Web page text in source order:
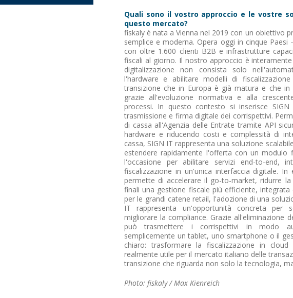
Quali sono il vostro approccio e le vostre
questo mercato?
fiskaly è nata a Vienna nel 2019 con un obiettivo
semplice e moderna. Opera oggi in cinque
con oltre 1.600 clienti B2B e infrastrutture
fiscali al giorno. Il nostro approccio è
digitalizzazione non consista solo
l'hardware e abilitare modelli di
transizione che in Europa è già matura e che
grazie all'evoluzione normativa e alla
processi. In questo contesto si inserisce
trasmissione e firma digitale dei corrispettivi.
di cassa all'Agenzia delle Entrate tramite API
hardware e riducendo costi e complessità di
cassa, SIGN IT rappresenta una soluzione
estendere rapidamente l'offerta con un modulo
l'occasione per abilitare servizi end-to-end,
fiscalizzazione in un'unica interfaccia digitale.
permette di accelerare il go-to-market, ridurre
finali una gestione fiscale più efficiente,
per le grandi catene retail, l'adozione di una
IT rappresenta un'opportunità concreta per
migliorare la compliance. Grazie all'eliminazione
può trasmettere i corrispettivi in modo
semplicemente un tablet, uno smartphone o il
chiaro: trasformare la fiscalizzazione in
realmente utile per il mercato italiano delle
transizione che riguarda non solo la tecnologia,
Photo: fiskaly / Max Kienreich